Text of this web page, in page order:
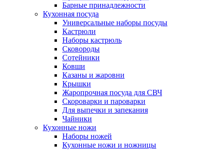
Барные принадлежности
Кухонная посуда
Универсальные наборы посуды
Кастрюли
Наборы кастрюль
Сковороды
Сотейники
Ковши
Казаны и жаровни
Крышки
Жаропрочная посуда для СВЧ
Скороварки и пароварки
Для выпечки и запекания
Чайники
Кухонные ножи
Наборы ножей
Кухонные ножи и ножницы